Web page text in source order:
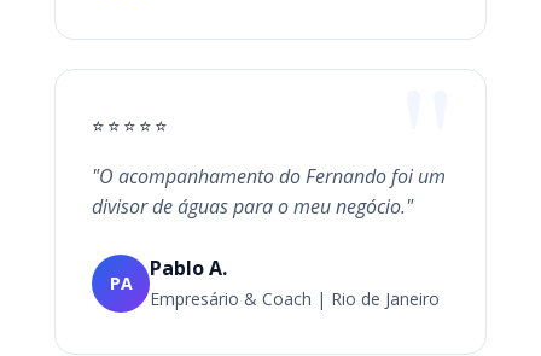
⭐⭐⭐⭐⭐
"O acompanhamento do Fernando foi um
divisor de águas para o meu negócio."
PA
Pablo A.
Empresário & Coach | Rio de Janeiro